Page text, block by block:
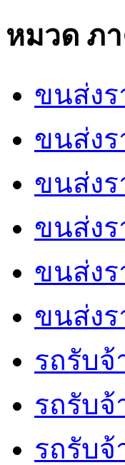
หมวด ภ
ขนส่ง
ขนส่งร
ขนส่ง
ขนส่ง
ขนส่ง
ขนส่ง
รถรับจ้
รถรับจ้
รถรับจ้